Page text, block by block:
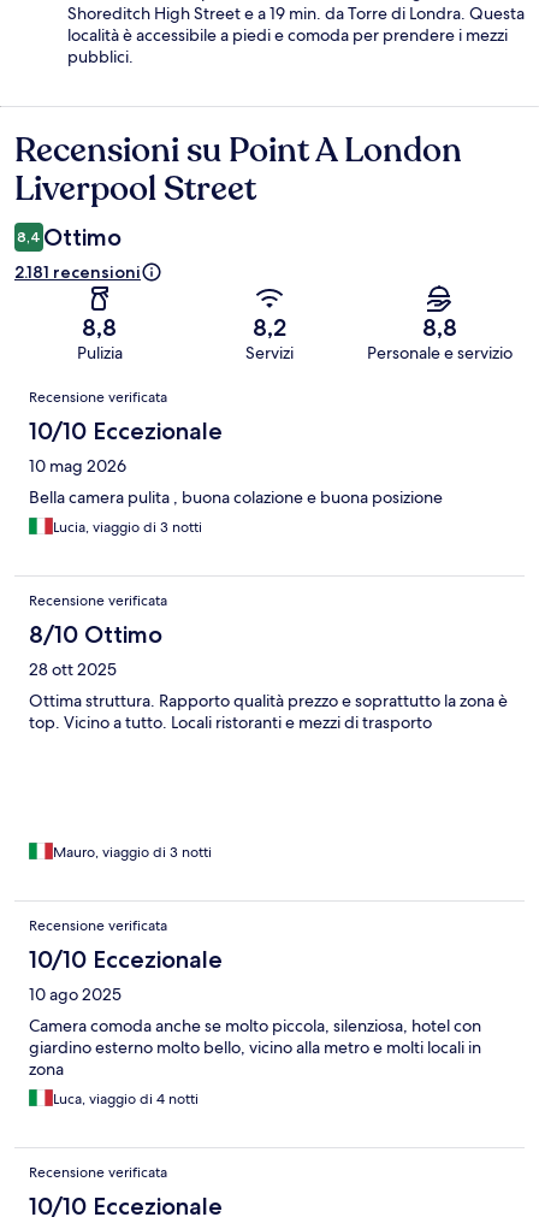
Shoreditch High Street e a 19 min. da Torre di Londra. Questa
località è accessibile a piedi e comoda per prendere i mezzi
pubblici.
Recensioni
Recensioni su Point A London
Liverpool Street
8,4 Ottimo
2.181 recensioni
8,8
Pulizia
8,2
Servizi
8,8
Personale e servizio
Recensioni
Recensione verificata
10/10 Eccezionale
10 mag 2026
Bella camera pulita , buona colazione e buona posizione
Lucia, viaggio di 3 notti
Recensione verificata
8/10 Ottimo
28 ott 2025
Ottima struttura. Rapporto qualità prezzo e soprattutto la zona è
top. Vicino a tutto. Locali ristoranti e mezzi di trasporto
Mauro, viaggio di 3 notti
Recensione verificata
10/10 Eccezionale
10 ago 2025
Camera comoda anche se molto piccola, silenziosa, hotel con
giardino esterno molto bello, vicino alla metro e molti locali in
zona
Luca, viaggio di 4 notti
Recensione verificata
10/10 Eccezionale